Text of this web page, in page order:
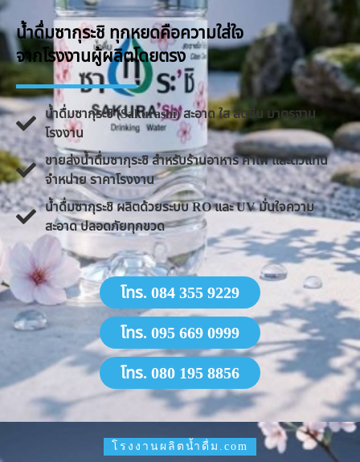
น้ำดื่มซากุระชิ ทุกหยดคือความใส่ใจ
จากโรงงานผู้ผลิตโดยตรง
น้ำดื่มซากุระชิ (Sakurashi) สะอาด ใส สดชื่น มาตรฐาน
โรงงาน
ขายส่งน้ำดื่มซากุระชิ สำหรับร้านอาหาร คาเฟ่ และตัวแทน
จำหน่าย ราคาโรงงาน
น้ำดื่มซากุระชิ ผลิตด้วยระบบ RO และ UV มั่นใจความ
สะอาด ปลอดภัยทุกขวด
โทร. 084 355 9229
โทร. 095 669 0999
โทร. 080 195 8856
โรงงานผลิตน้ำดื่ม.com